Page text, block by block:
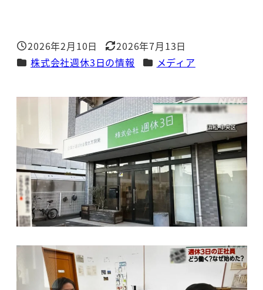
投稿日
2026年2月10日
更新日
2026年7月13日
カテゴリー
株式会社週休3日の情報 カテゴリー
メディア